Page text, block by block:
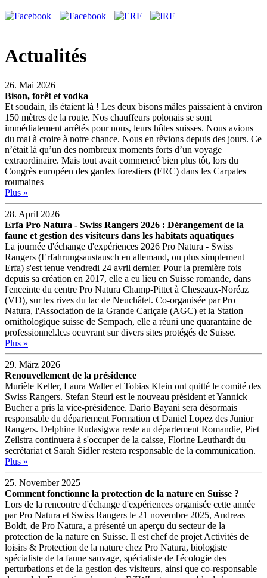
Actualités
26. Mai 2026
Bison, forêt et vodka
Et soudain, ils étaient là ! Les deux bisons mâles paissaient à environ
150 mètres de la route. Nos chauffeurs polonais se sont
immédiatement arrêtés pour nous, leurs hôtes suisses. Nous avions
du mal à croire à notre chance. Nous en rêvions depuis des jours. Ce
n’était là qu’un des nombreux moments forts d’un voyage
extraordinaire. Mais tout avait commencé bien plus tôt, lors du
Congrès européen des gardes forestiers (ERC) dans les Carpates
roumaines
Plus »
28. April 2026
Erfa Pro Natura - Swiss Rangers 2026 : Dérangement de la
faune et gestion des visiteurs dans les habitats aquatiques
La journée d'échange d'expériences 2026 Pro Natura - Swiss
Rangers (Erfahrungsaustausch en allemand, ou plus simplement
Erfa) s'est tenue vendredi 24 avril dernier. Pour la première fois
depuis sa création en 2017, elle a eu lieu en Suisse romande, dans
l'enceinte du centre Pro Natura Champ-Pittet à Cheseaux-Noréaz
(VD), sur les rives du lac de Neuchâtel. Co-organisée par Pro
Natura, l'Association de la Grande Cariçaie (AGC) et la Station
ornithologique suisse de Sempach, elle a réuni une quarantaine de
professionnel.le.s oeuvrant sur divers sites protégés de Suisse.
Plus »
29. März 2026
Renouvellement de la présidence
Murièle Keller, Laura Walter et Tobias Klein ont quitté le comité des
Swiss Rangers. Stefan Steuri est le nouveau président et Yannick
Bucher a pris la vice-présidence. Dario Bayani sera désormais
responsable du département Formation et Daniel Lopez des Junior
Rangers. Delphine Rudasigwa reste au département Romandie, Piet
Zeilstra continuera à s'occuper de la caisse, Florine Leuthardt du
secrétariat et Sarah Sidler restera responsable de la communication.
Plus »
25. November 2025
Comment fonctionne la protection de la nature en Suisse ?
Lors de la rencontre d'échange d'expériences organisée cette année
par Pro Natura et Swiss Rangers le 21 novembre 2025, Andreas
Boldt, de Pro Natura, a présenté un aperçu du secteur de la
protection de la nature en Suisse. Il est chef de projet Activités de
loisirs & Protection de la nature chez Pro Natura, biologiste
spécialiste de la faune sauvage, spécialiste de l'écologie des
perturbations et de la gestion des visiteurs, ainsi que co-responsable